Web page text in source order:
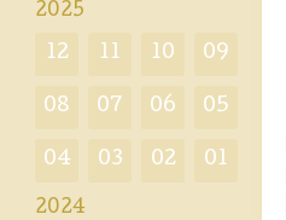
2025
12 11 10 09
08 07 06 05
04 03 02 01
2024